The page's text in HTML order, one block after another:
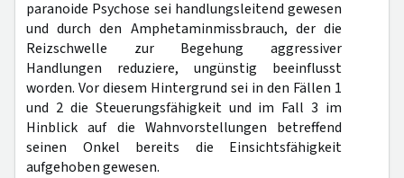
paranoide Psychose sei handlungsleitend gewesen
und durch den Amphetaminmissbrauch, der die
Reizschwelle zur Begehung aggressiver
Handlungen reduziere, ungünstig beeinflusst
worden. Vor diesem Hintergrund sei in den Fällen 1
und 2 die Steuerungsfähigkeit und im Fall 3 im
Hinblick auf die Wahnvorstellungen betreffend
seinen Onkel bereits die Einsichtsfähigkeit
aufgehoben gewesen.